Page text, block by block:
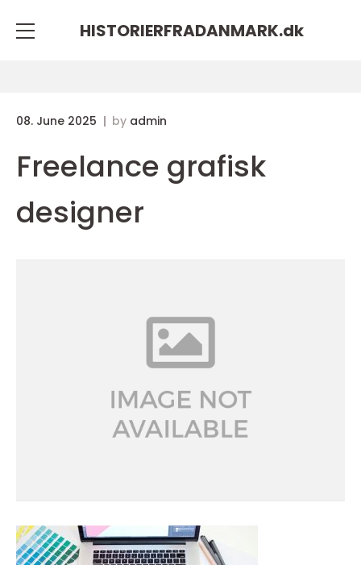
HISTORIERFRADANMARK.dk
08. June 2025 by admin
Freelance grafisk
designer